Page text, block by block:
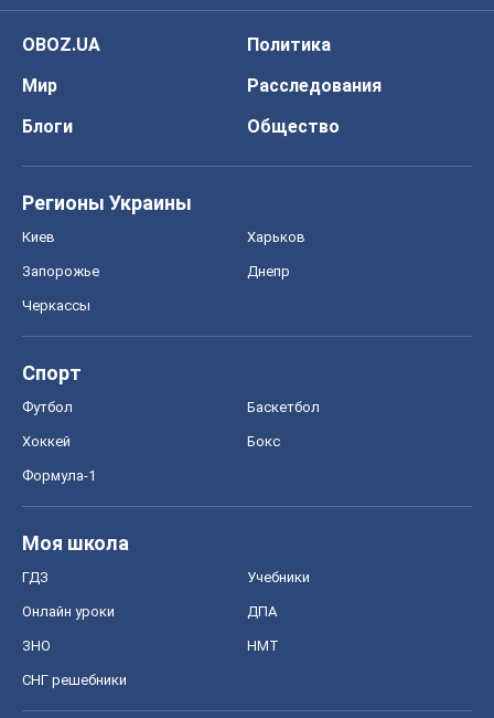
OBOZ.UA
Политика
Мир
Расследования
Блоги
Общество
Регионы Украины
Киев Харьков
Запорожье Днепр
Черкассы
Спорт
Футбол Баскетбол
Хоккей Бокс
Формула-1
Моя школа
ГДЗ Учебники
Онлайн уроки ДПА
ЗНО НМТ
СНГ решебники